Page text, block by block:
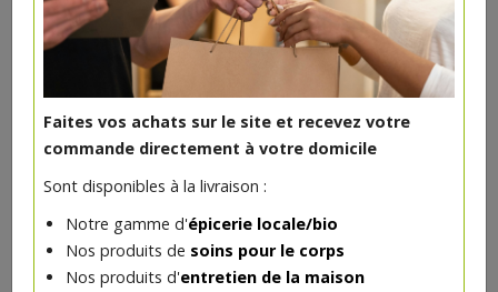
Faites vos achats sur le site et recevez votre
commande directement à votre domicile
Sont disponibles à la livraison :
Notre gamme d'épicerie locale/bio
Nos produits de soins pour le corps
Nos produits d'entretien de la maison
Réception le
vendredi 14/08 (09:00)
1 pc = ± 0.3 kg = ± 9.20 €
DANS LA MÊME CATÉGORIE ...